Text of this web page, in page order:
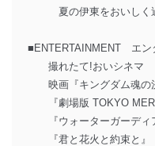
夏の伊東をおいしく
■ENTERTAINMENT エン
撮れたて!おいシネマ
映画『キングダム魂の決
『劇場版 TOKYO MER
『ウォーターガーディ
『君と花火と約束と』